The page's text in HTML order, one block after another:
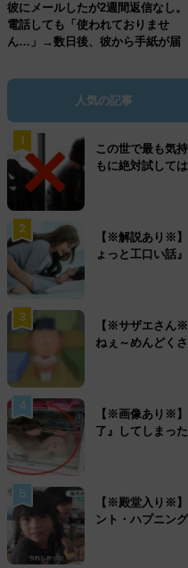
彼にメールしたが2週間返信なし。
電話しても「使われておりませ
ん…」→数日後、彼から手紙が届
人気の記事
1
この世で最も気
もに絶対試して
2
【※解説あり※
ょっと工口い話
3
【※サザエさん
ねぇ～めんどく
4
【※画像あり※
了』してしまっ
5
【※殿堂入り※
ント・ハプニン